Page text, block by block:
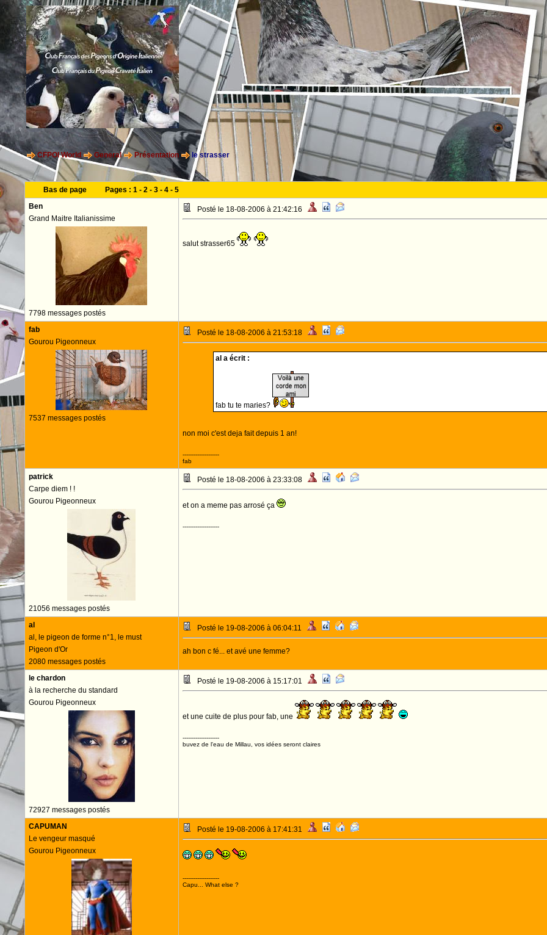
CFPOI World General Présentation le strasser
Bas de page Pages : 1- 2- 3- 4- 5
Ben
Grand Maitre Italianissime
7798 messages postés
Posté le 18-08-2006 à 21:42:16
salut strasser65
fab
Gourou Pigeonneux
7537 messages postés
Posté le 18-08-2006 à 21:53:18
al a écrit :
fab tu te maries?
non moi c'est deja fait depuis 1 an!
--------------------
fab
patrick
Carpe diem ! !
Gourou Pigeonneux
21056 messages postés
Posté le 18-08-2006 à 23:33:08
et on a meme pas arrosé ça
--------------------
al
al, le pigeon de forme n°1, le must
Pigeon d'Or
2080 messages postés
Posté le 19-08-2006 à 06:04:11
ah bon c fé... et avé une femme?
le chardon
à la recherche du standard
Gourou Pigeonneux
72927 messages postés
Posté le 19-08-2006 à 15:17:01
et une cuite de plus pour fab, une
--------------------
buvez de l'eau de Millau, vos idées seront claires
CAPUMAN
Le vengeur masqué
Gourou Pigeonneux
Posté le 19-08-2006 à 17:41:31
--------------------
Capu... What else ?